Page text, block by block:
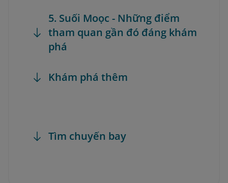
5. Suối Moọc - Những điểm
tham quan gần đó đáng khám
phá
Khám phá thêm
Tìm chuyến bay